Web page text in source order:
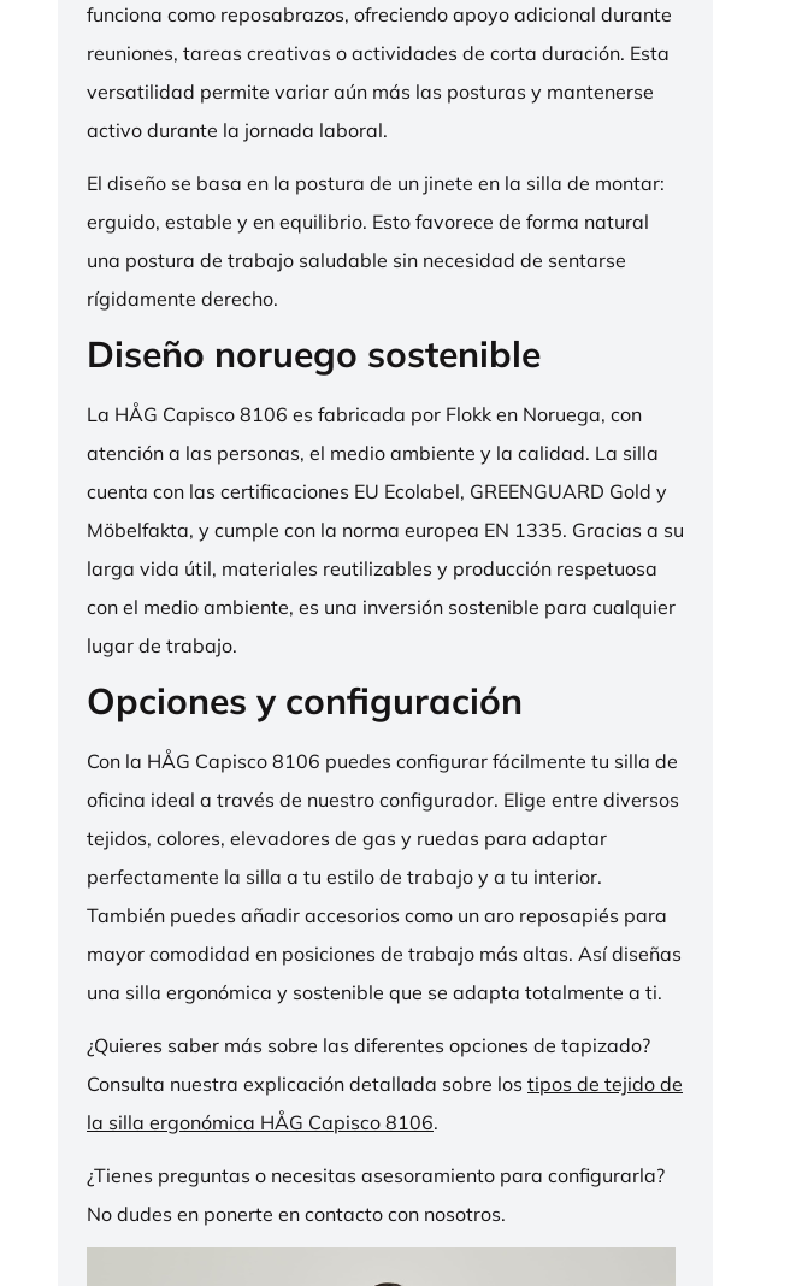
funciona como reposabrazos, ofreciendo apoyo adicional durante
reuniones, tareas creativas o actividades de corta duración. Esta
versatilidad permite variar aún más las posturas y mantenerse
activo durante la jornada laboral.
El diseño se basa en la postura de un jinete en la silla de montar:
erguido, estable y en equilibrio. Esto favorece de forma natural
una postura de trabajo saludable sin necesidad de sentarse
rígidamente derecho.
Diseño noruego sostenible
La HÅG Capisco 8106 es fabricada por Flokk en Noruega, con
atención a las personas, el medio ambiente y la calidad. La silla
cuenta con las certificaciones EU Ecolabel, GREENGUARD Gold y
Möbelfakta, y cumple con la norma europea EN 1335. Gracias a su
larga vida útil, materiales reutilizables y producción respetuosa
con el medio ambiente, es una inversión sostenible para cualquier
lugar de trabajo.
Opciones y configuración
Con la HÅG Capisco 8106 puedes configurar fácilmente tu silla de
oficina ideal a través de nuestro configurador. Elige entre diversos
tejidos, colores, elevadores de gas y ruedas para adaptar
perfectamente la silla a tu estilo de trabajo y a tu interior.
También puedes añadir accesorios como un aro reposapiés para
mayor comodidad en posiciones de trabajo más altas. Así diseñas
una silla ergonómica y sostenible que se adapta totalmente a ti.
¿Quieres saber más sobre las diferentes opciones de tapizado?
Consulta nuestra explicación detallada sobre los tipos de tejido de
la silla ergonómica HÅG Capisco 8106.
¿Tienes preguntas o necesitas asesoramiento para configurarla?
No dudes en ponerte en contacto con nosotros.